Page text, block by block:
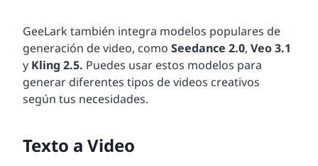
GeeLark también integra modelos populares de
generación de video, como Seedance 2.0, Veo 3.1
y Kling 2.5. Puedes usar estos modelos para
generar diferentes tipos de videos creativos
según tus necesidades.
Texto a Video